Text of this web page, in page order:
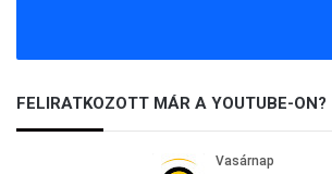
FELIRATKOZOTT MÁR A YOUTUBE-ON?